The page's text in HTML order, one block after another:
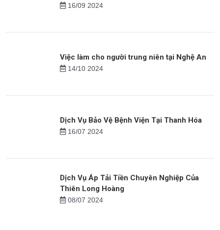
Nghiệp Tại Bắc Ninh
Bảo Vệ Lễ Khánh Thành - Thiên Long Hoàng
Việc làm cho người trung niên tại Nghệ An
Dịch Vụ Bảo Vệ Bệnh Viện Tại Thanh Hóa
16/07 2024